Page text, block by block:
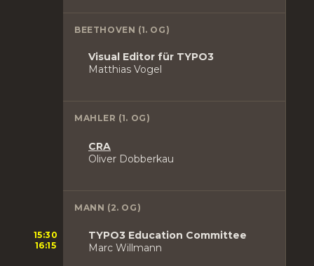
15:30
16:15
BEETHOVEN (1. OG)
Visual Editor für TYPO3
Matthias Vogel
MAHLER (1. OG)
CRA
Oliver Dobberkau
MANN (2. OG)
TYPO3 Education Committee
Marc Willmann